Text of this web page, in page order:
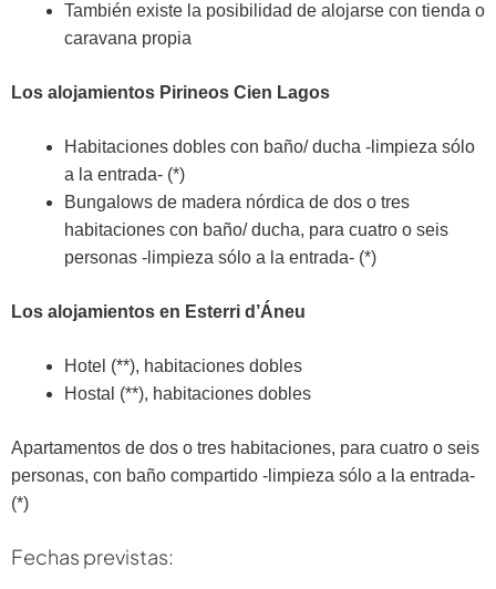
También existe la posibilidad de alojarse con tienda o
caravana propia
Los alojamientos Pirineos Cien Lagos
Habitaciones dobles con baño/ ducha -limpieza sólo
a la entrada- (*)
Bungalows de madera nórdica de dos o tres
habitaciones con baño/ ducha, para cuatro o seis
personas -limpieza sólo a la entrada- (*)
Los alojamientos en Esterri d’Áneu
Hotel (**), habitaciones dobles
Hostal (**), habitaciones dobles
Apartamentos de dos o tres habitaciones, para cuatro o seis
personas, con baño compartido -limpieza sólo a la entrada-
(*)
Fechas previstas: